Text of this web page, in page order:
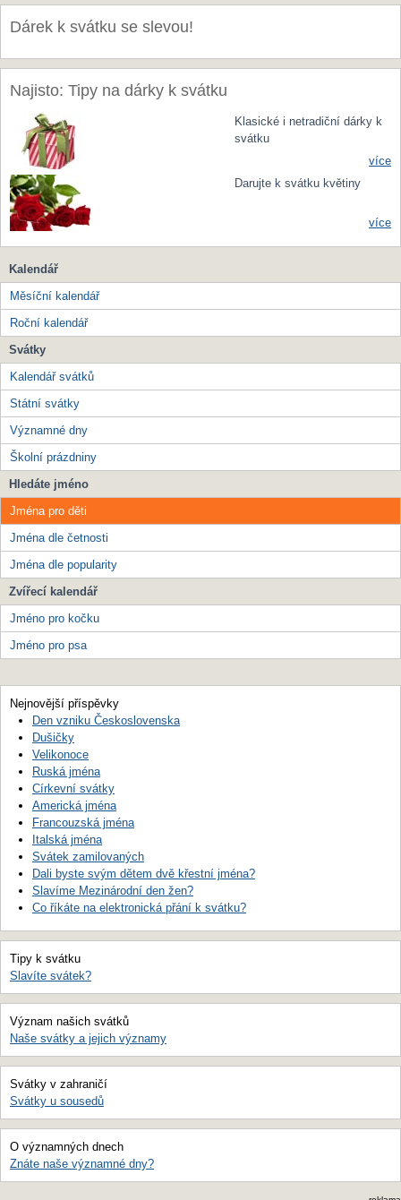
Dárek k svátku se slevou!
Najisto: Tipy na dárky k svátku
Klasické i netradiční dárky k
svátku
více
Darujte k svátku květiny
více
Kalendář
Měsíční kalendář
Roční kalendář
Svátky
Kalendář svátků
Státní svátky
Významné dny
Školní prázdniny
Hledáte jméno
Jména pro děti
Jména dle četnosti
Jména dle popularity
Zvířecí kalendář
Jméno pro kočku
Jméno pro psa
Nejnovější příspěvky
Den vzniku Československa
Dušičky
Velikonoce
Ruská jména
Církevní svátky
Americká jména
Francouzská jména
Italská jména
Svátek zamilovaných
Dali byste svým dětem dvě křestní jména?
Slavíme Mezinárodní den žen?
Co říkáte na elektronická přání k svátku?
Tipy k svátku
Slavíte svátek?
Význam našich svátků
Naše svátky a jejich významy
Svátky v zahraničí
Svátky u sousedů
O významných dnech
Znáte naše významné dny?